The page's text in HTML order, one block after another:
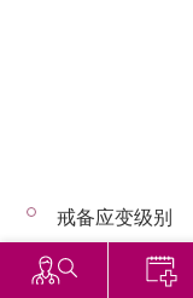
© 2026 版权所有 © 港安
戒备应变级别
恶劣天气下的诊